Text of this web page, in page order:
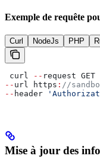
Exemple de requête
Curl NodeJs PHP
curl -- request GET
-- url https : //
-- header
Mise à jour des